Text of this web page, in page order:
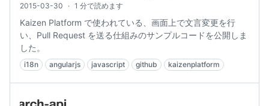
2015-03-30 · 1 分で読めます
Kaizen Platform で使われている、画面上で文言変更を行
い、Pull Request を送る仕組みのサンプルコードを公開しま
した。
i18n angularjs javascript github kaizenplatform